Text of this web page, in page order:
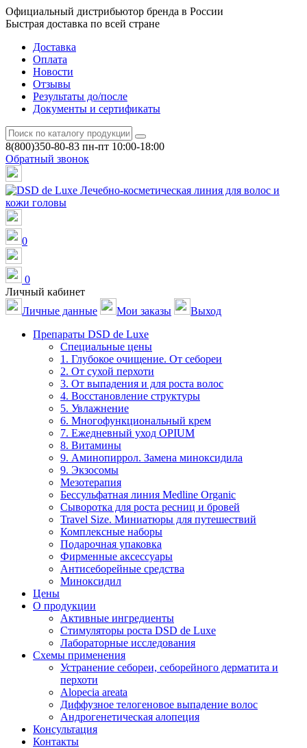
Официальный дистрибьютор бренда в России
Быстрая доставка по всей стране
Доставка
Оплата
Новости
Отзывы
Результаты до/после
Документы и сертификаты
8(800)350-80-83 пн-пт 10:00-18:00
Обратный звонок
0
0
Личный кабинет
Личные данные
Мои заказы
Выход
Препараты DSD de Luxe
Специальные цены
1. Глубокое очищение. От себореи
2. От сухой перхоти
3. От выпадения и для роста волос
4. Восстановление структуры
5. Увлажнение
6. Многофункциональный крем
7. Ежедневный уход OPIUM
8. Витамины
9. Аминопиррол. Замена миноксидила
9. Экзосомы
Мезотерапия
Бессульфатная линия Medline Organic
Сыворотка для роста ресниц и бровей
Travel Size. Миниатюры для путешествий
Комплексные наборы
Подарочная упаковка
Фирменные аксессуары
Антисеборейные средства
Миноксидил
Цены
О продукции
Активные ингредиенты
Стимуляторы роста DSD de Luxe
Лабораторные исследования
Схемы применения
Устранение себореи, себорейного дерматита и
перхоти
Alopecia areata
Диффузное телогеновое выпадение волос
Андрогенетическая алопеция
Консультация
Контакты